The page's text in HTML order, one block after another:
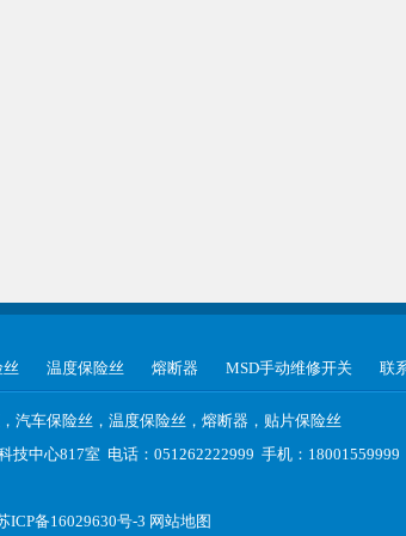
丝 温度保险丝 熔断器 MSD手动维修开关 联
汽车保险丝，温度保险丝，熔断器，贴片保险丝
技中心817室 电话：051262222999 手机：18001559999
ICP备16029630号-3 网站地图